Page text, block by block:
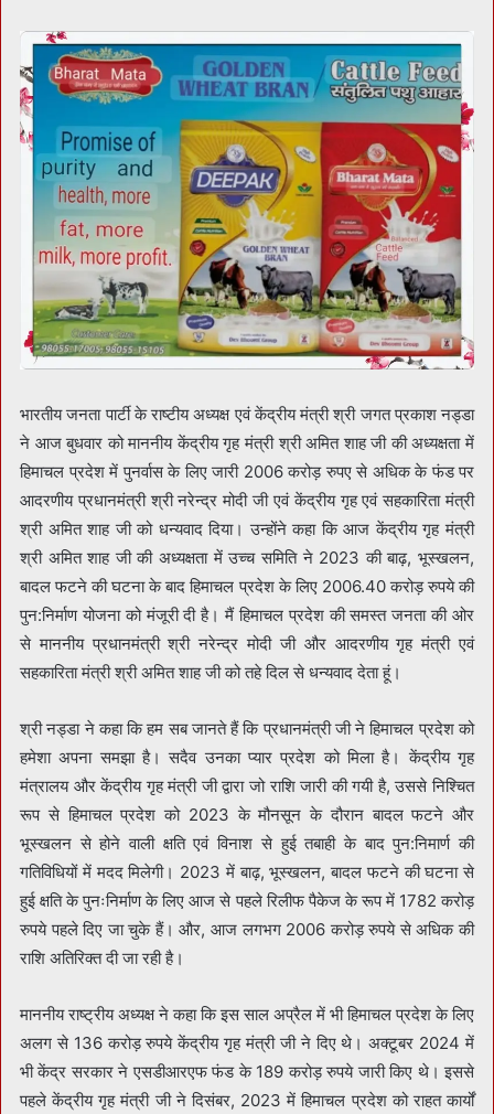
भारतीय जनता पार्टी के राष्टीय अध्यक्ष एवं केंद्रीय मंत्री श्री जगत प्रकाश नड्डा
ने आज बुधवार को माननीय केंद्रीय गृह मंत्री श्री अमित शाह जी की अध्यक्षता में
हिमाचल प्रदेश में पुनर्वास के लिए जारी 2006 करोड़ रुपए से अधिक के फंड पर
आदरणीय प्रधानमंत्री श्री नरेन्द्र मोदी जी एवं केंद्रीय गृह एवं सहकारिता मंत्री
श्री अमित शाह जी को धन्यवाद दिया। उन्होंने कहा कि आज केंद्रीय गृह मंत्री
श्री अमित शाह जी की अध्यक्षता में उच्च समिति ने 2023 की बाढ़, भूस्खलन,
बादल फटने की घटना के बाद हिमाचल प्रदेश के लिए 2006.40 करोड़ रुपये की
पुन:निर्माण योजना को मंजूरी दी है। मैं हिमाचल प्रदेश की समस्त जनता की ओर
से माननीय प्रधानमंत्री श्री नरेन्द्र मोदी जी और आदरणीय गृह मंत्री एवं
सहकारिता मंत्री श्री अमित शाह जी को तहे दिल से धन्यवाद देता हूं।
श्री नड्डा ने कहा कि हम सब जानते हैं कि प्रधानमंत्री जी ने हिमाचल प्रदेश को
हमेशा अपना समझा है। सदैव उनका प्यार प्रदेश को मिला है। केंद्रीय गृह
मंत्रालय और केंद्रीय गृह मंत्री जी द्वारा जो राशि जारी की गयी है, उससे निश्चित
रूप से हिमाचल प्रदेश को 2023 के मौनसून के दौरान बादल फटने और
भूस्खलन से होने वाली क्षति एवं विनाश से हुई तबाही के बाद पुन:निमार्ण की
गतिविधियों में मदद मिलेगी। 2023 में बाढ़, भूस्खलन, बादल फटने की घटना से
हुई क्षति के पुनःनिर्माण के लिए आज से पहले रिलीफ पैकेज के रूप में 1782 करोड़
रुपये पहले दिए जा चुके हैं। और, आज लगभग 2006 करोड़ रुपये से अधिक की
राशि अतिरिक्त दी जा रही है।
माननीय राष्ट्रीय अध्यक्ष ने कहा कि इस साल अप्रैल में भी हिमाचल प्रदेश के लिए
अलग से 136 करोड़ रुपये केंद्रीय गृह मंत्री जी ने दिए थे। अक्टूबर 2024 में
भी केंद्र सरकार ने एसडीआरएफ फंड के 189 करोड़ रुपये जारी किए थे। इससे
पहले केंद्रीय गृह मंत्री जी ने दिसंबर, 2023 में हिमाचल प्रदेश को राहत कार्यों